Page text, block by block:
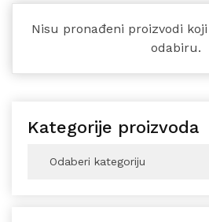
Nisu pronađeni proizvodi
odabiru.
Kategorije proizvoda
Odaberi kategoriju